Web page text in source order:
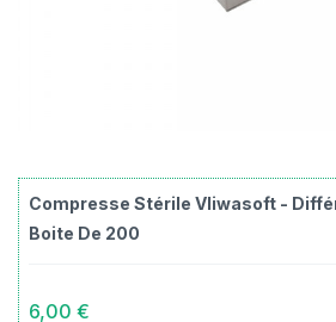
Compresse Stérile Vliwasoft -
Boite De 200
6,00 €